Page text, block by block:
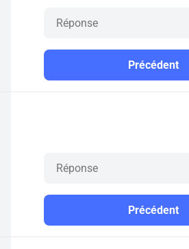
Précédent
Précédent